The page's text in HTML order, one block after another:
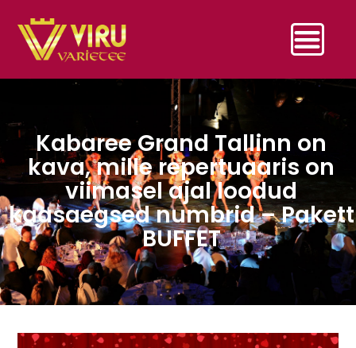
Kabaree Grand Tallinn on
kava, mille repertuaaris on
viimasel ajal loodud
kaasaegsed numbrid – Pakett
BUFFET